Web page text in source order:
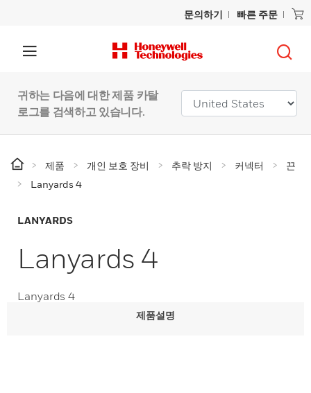
문의하기 빠른 주문
귀하는 다음에 대한 제품 카탈
로그를 검색하고 있습니다.
제품 개인 보호 장비 추락 방지 커넥터
끈
Lanyards 4
LANYARDS
Lanyards 4
Lanyards 4
제품설명